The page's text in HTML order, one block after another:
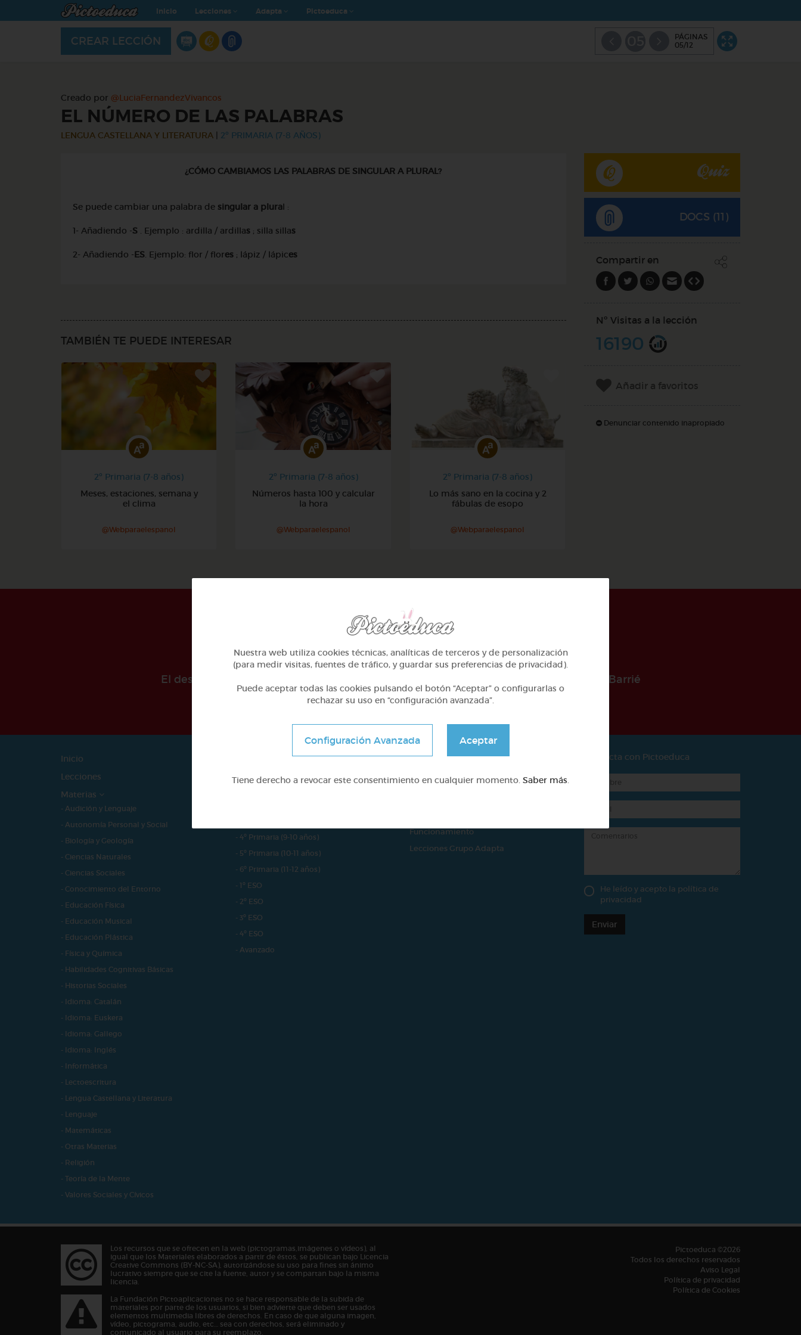
Inicio Lecciones Adapta Pictoeduca
CREAR LECCIÓN
PÁGINAS
05/12
Creado por @LuciaFernandezVivancos
EL NÚMERO DE LAS PALABRAS
LENGUA CASTELLANA Y LITERATURA 2º PRIMARIA (7-8 AÑOS)
¿CÓMO CAMBIAMOS LAS PALABRAS DE SINGULAR A PLURAL?
Se puede cambiar una palabra de singular a plural :
1- Añadiendo -S . Ejemplo : ardilla / ardillas ; silla sillas
2- Añadiendo -ES. Ejemplo: flor / flores ; lápiz / lápices
TAMBIÉN TE PUEDE INTERESAR
2º Primaria (7-8 años)
Meses, estaciones, semana y
el clima
@Webparaelespanol
2º Primaria (7-8 años)
Números hasta 100 y calcular
la hora
@Webparaelespanol
2º Primaria (7-8 años)
Lo más sano en la cocina y 2
fábulas de esopo
@Webparaelespanol
Quiz
DOCS (11)
Compartir en
Nº Visitas a la lección
16190
Añadir a favoritos
Denunciar contenido inapropiado
El desarollo de este proyecto ha sido posible gracias al mecenazgo de la Fundación Barrié
Inicio
Lecciones
Materias
- Audición y Lenguaje
- Autonomía Personal y Social
- Biología y Geología
- Ciencias Naturales
- Ciencias Sociales
- Conocimiento del Entorno
- Educación Física
- Educación Musical
- Educación Plástica
- Física y Química
- Habilidades Cognitivas Básicas
- Historias Sociales
- Idioma: Catalán
- Idioma: Euskera
- Idioma: Gallego
- Idioma: Inglés
- Informática
- Lectoescritura
- Lengua Castellana y Literatura
- Lenguaje
- Matemáticas
- Otras Materias
- Religión
- Teoría de la Mente
- Valores Sociales y Cívicos
- 4º Primaria (9-10 años)
- 5º Primaria (10-11 años)
- 6º Primaria (11-12 años)
- 1º ESO
- 2º ESO
- 3º ESO
- 4º ESO
- Avanzado
Pictoeduca
¿Qué es?
Funcionamiento
Lecciones Grupo Adapta
Contacta con Pictoeduca
He leído y acepto la política de
privacidad
Enviar
Los recursos que se ofrecen en la web (pictogramas,imágenes o vídeos), al
igual que los Materiales elaborados a partir de éstos, se publican bajo Licencia
Creative Commons (BY-NC-SA), autorizándose su uso para fines sin ánimo
lucrativo siempre que se cite la fuente, autor y se compartan bajo la misma
licencia.
La Fundación Pictoaplicaciones no se hace responsable de la subida de
materiales por parte de los usuarios, si bien advierte que deben ser usados
elementos multimedia libres de derechos. En caso de que alguna imagen,
vídeo, pictograma, audio, etc… sea con derechos, será eliminado y
comunicado al usuario para su reemplazo.
Pictoeduca ©2026
Todos los derechos reservados
Aviso Legal
Política de privacidad
Política de Cookies
Nuestra web utiliza cookies técnicas, analíticas de terceros y de personalización
(para medir visitas, fuentes de tráfico, y guardar sus preferencias de privacidad).
Puede aceptar todas las cookies pulsando el botón “Aceptar” o configurarlas o
rechazar su uso en “configuración avanzada”.
Configuración Avanzada Aceptar
Tiene derecho a revocar este consentimiento en cualquier momento. Saber más.